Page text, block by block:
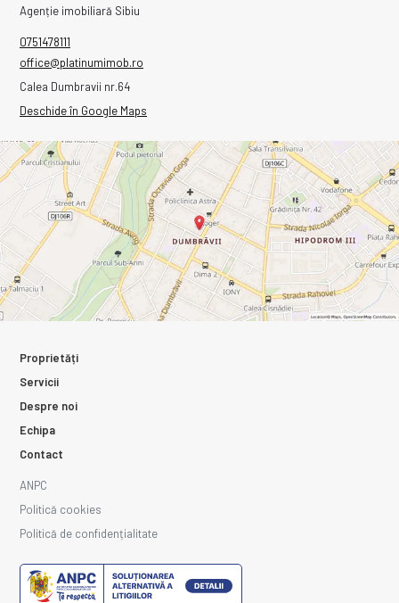
Agenție imobiliară Sibiu
0751478111
office@platinumimob.ro
Calea Dumbravii nr.64
Deschide în Google Maps
Proprietăți
Servicii
Despre noi
Echipa
Contact
ANPC
Politică cookies
Politică de confidențialitate